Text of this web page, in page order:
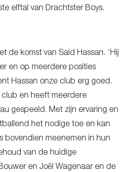
elftal van Drachtster Boys.
de komst van Said Hassan. ‘Hij
en op meerdere posities
Hassan onze club erg goed.
club en heeft meerdere
gespeeld. Met zijn ervaring en
het nodige toe en kan
bovendien meenemen in hun
van de huidige
en Joël Wagenaar en de